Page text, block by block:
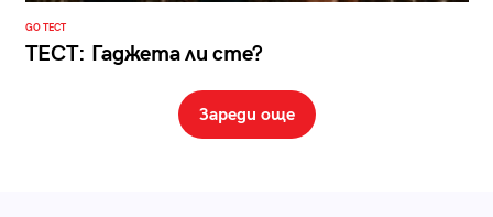
GO ТЕСТ
ТЕСТ: Гаджета ли сте?
Зареди още